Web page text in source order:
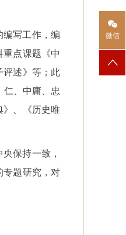
编写工作，编
点课题《中
评述》等；此
仁、中庸、忠
》、《历史唯
保持一致，
专题研究，对
微信